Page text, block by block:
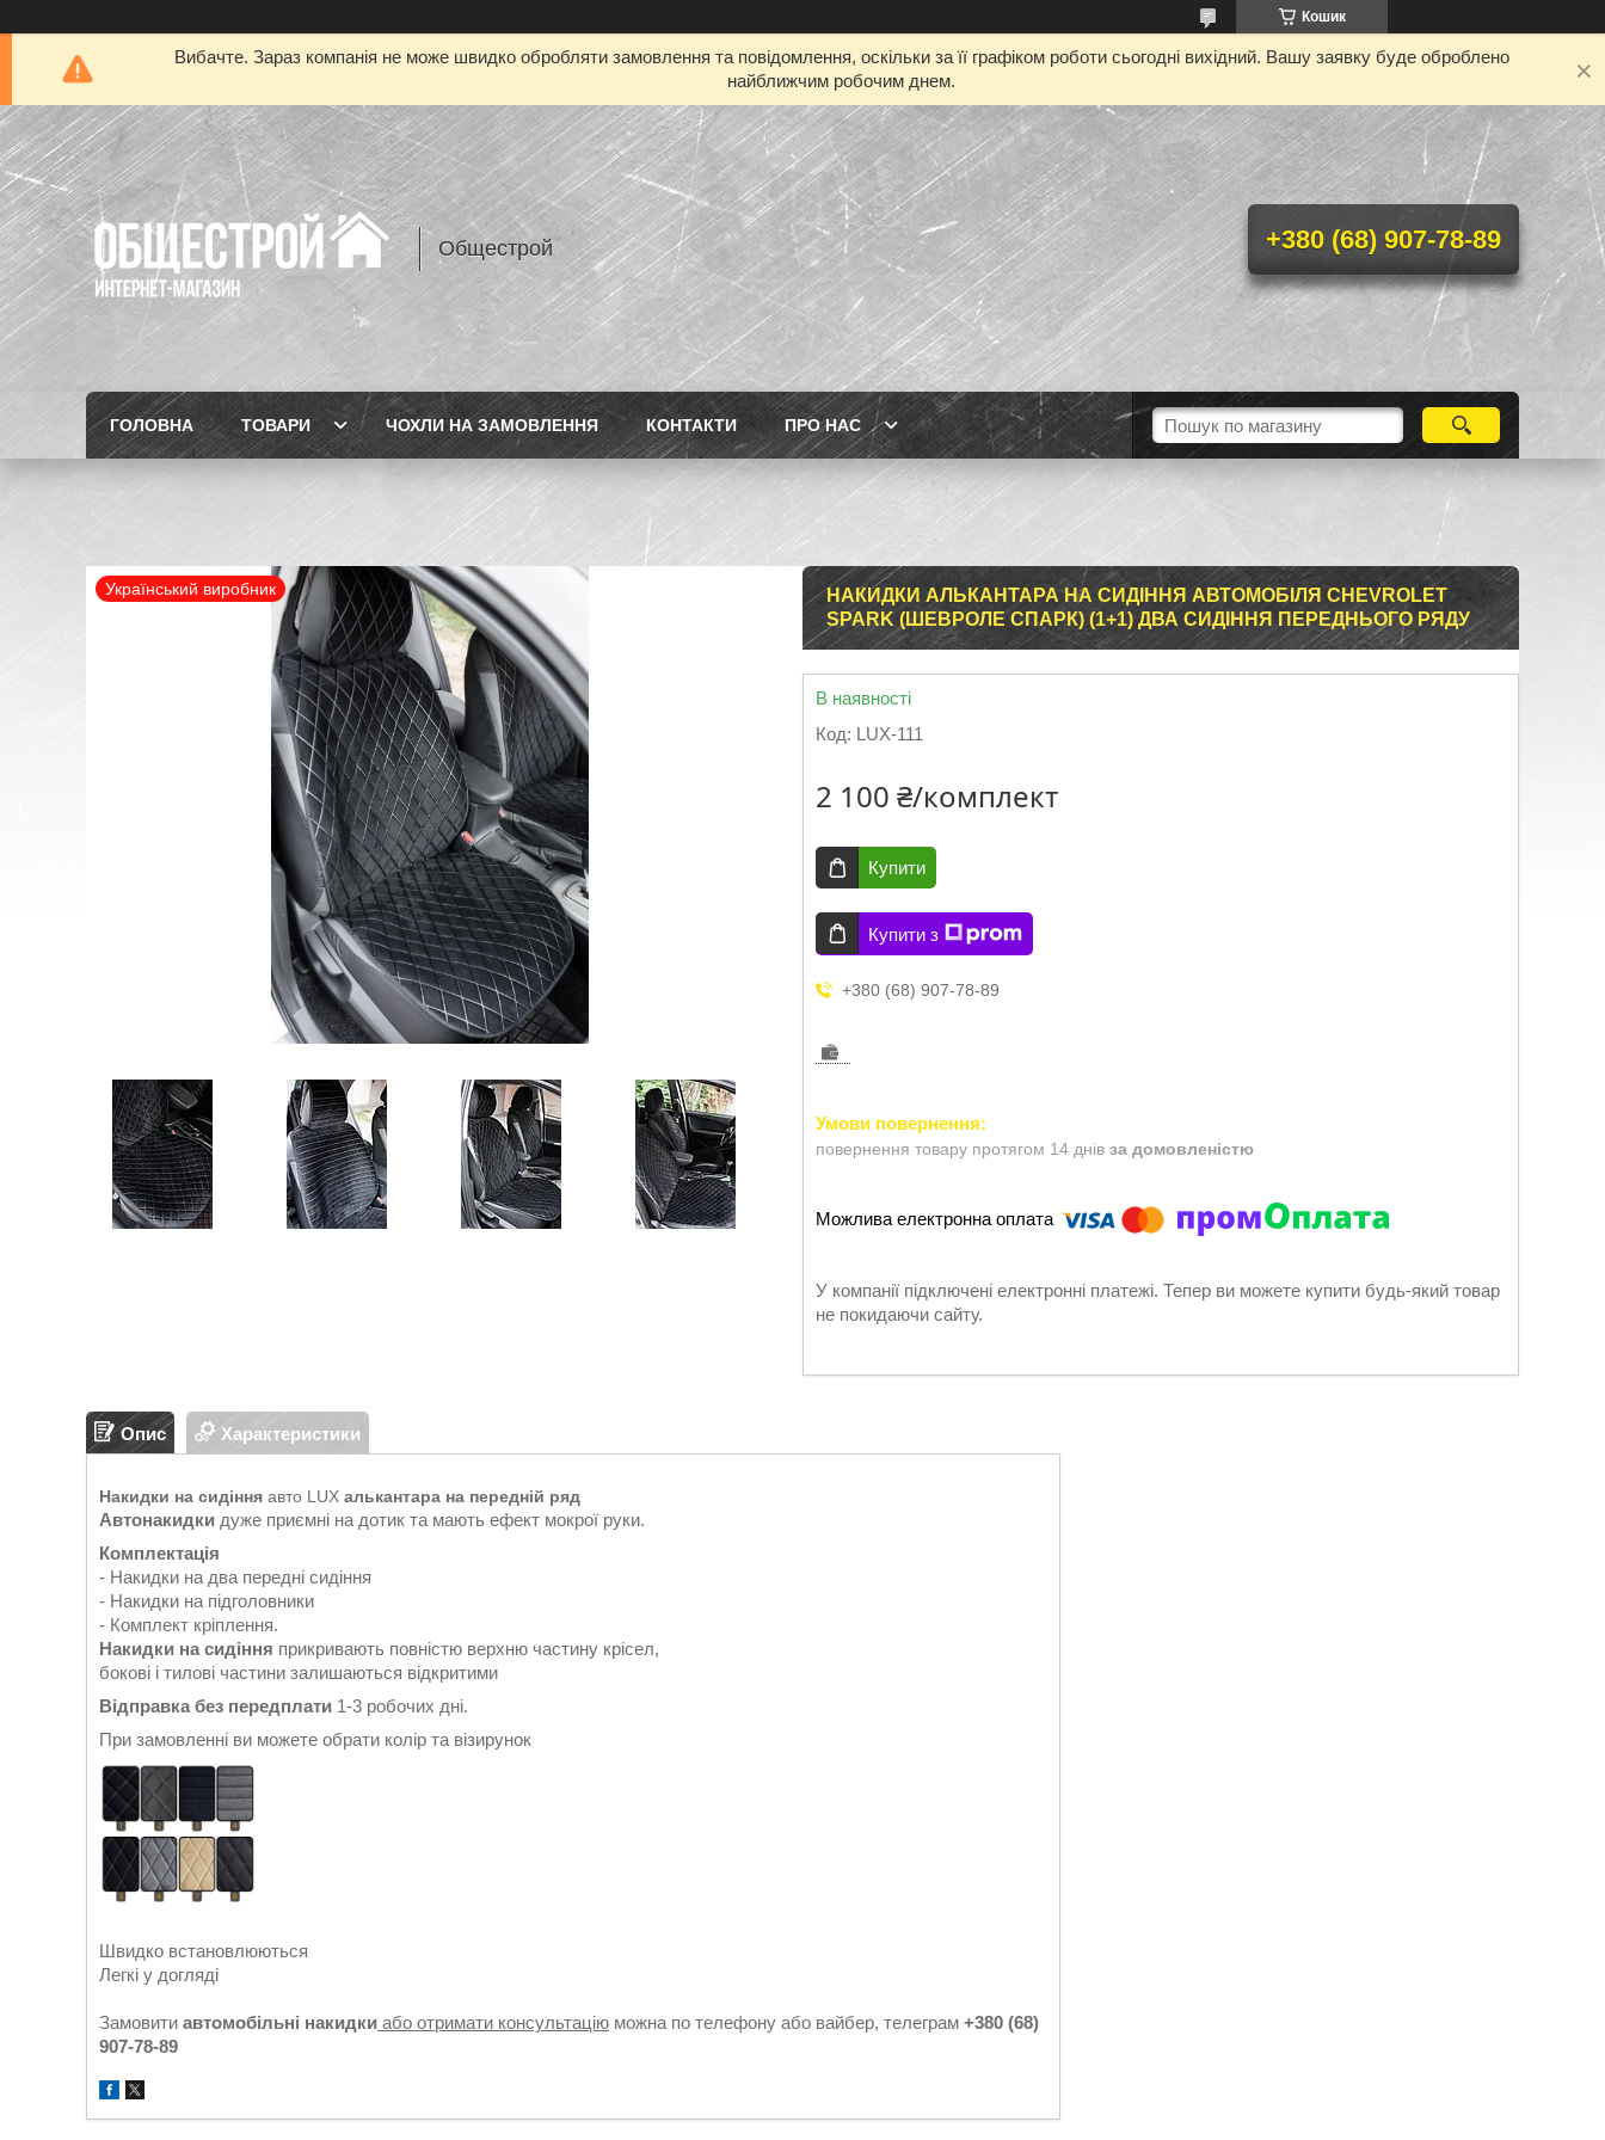
Кошик
Вибачте. Зараз компанія не може швидко обробляти замовлення та повідомлення, оскільки за її графіком роботи сьогодні вихідний. Вашу заявку буде оброблено
найближчим робочим днем.
Общестрой +380 (68) 907-78-89
ГОЛОВНА ТОВАРИ ЧОХЛИ НА ЗАМОВЛЕННЯ КОНТАКТИ ПРО НАС
Український виробник
НАКИДКИ АЛЬКАНТАРА НА СИДІННЯ АВТОМОБІЛЯ CHEVROLET
SPARK (ШЕВРОЛЕ СПАРК) (1+1) ДВА СИДІННЯ ПЕРЕДНЬОГО РЯДУ
В наявності
Код: LUX-111
2 100 ₴/комплект
Купити
Купити з
+380 (68) 907-78-89
повернення товару протягом 14 днів за домовленістю
У компанії підключені електронні платежі. Тепер ви можете купити будь-який товар
не покидаючи сайту.
Опис Характеристики
Накидки на сидіння авто LUX алькантара на передній ряд
Автонакидки дуже приємні на дотик та мають ефект мокрої руки.
Комплектація
- Накидки на два передні сидіння
- Накидки на підголовники
- Комплект кріплення.
Накидки на сидіння прикривають повністю верхню частину крісел,
бокові і тилові частини залишаються відкритими
Відправка без передплати 1-3 робочих дні.
При замовленні ви можете обрати колір та візирунок
Швидко встановлюються
Легкі у догляді
Замовити автомобільні накидки або отримати консультацію можна по телефону або вайбер, телеграм +380 (68)
907-78-89